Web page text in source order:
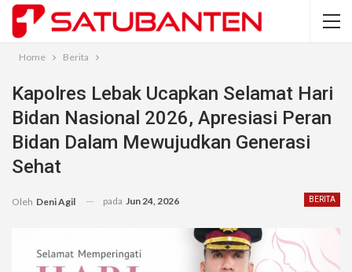
Home Berita
Kapolres Lebak Ucapkan Selamat Hari
Bidan Nasional 2026, Apresiasi Peran
Bidan Dalam Mewujudkan Generasi
Sehat
BERITA
Oleh Deni Agil pada Jun 24, 2026